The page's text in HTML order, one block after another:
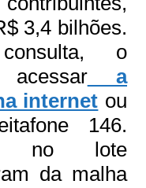
3,4 bilhões.
o
a
internet ou
146.
no lote
da malha